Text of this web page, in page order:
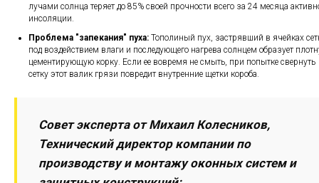
лучами солнца теряет до 85% своей прочности всего за 24 месяца
инсоляции.
Проблема "запекания" пуха: Тополиный пух, застрявший в ячейках
под воздействием влаги и последующего нагрева солнцем образует
цементирующую корку. Если ее вовремя не смыть, при попытке свернуть
сетку этот валик грязи повредит внутренние щетки короба.
Совет эксперта от Михаил Колесников,
Технический директор компании по
производству и монтажу оконных систем и